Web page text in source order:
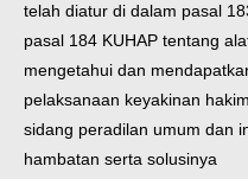
telah diatur di dalam pasal
pasal 184 KUHAP tentang
mengetahui dan
pelaksanaan keyakinan
sidang peradilan umum dan
hambatan serta solusinya